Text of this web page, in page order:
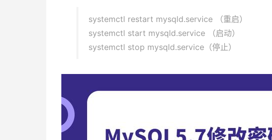
systemctl restart mysqld.service （重启）
systemctl start mysqld.service （启动）
systemctl stop mysqld.service（停止）